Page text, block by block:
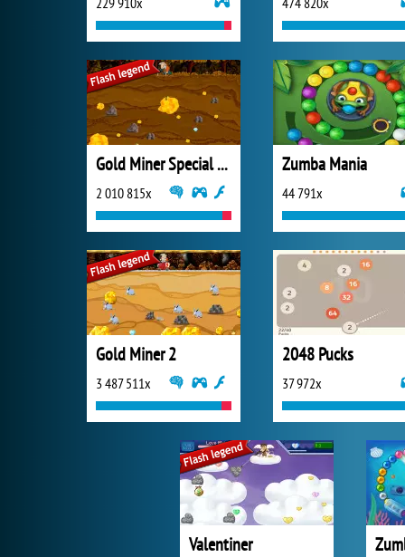
Gold Miner Special Edition
2 010 815x
Zumba Mania
44 791x
Gold Miner 2
3 487 511x
2048 Pucks
37 972x
Valentiner